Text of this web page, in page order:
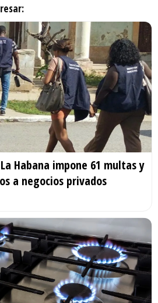
Habana impone 61 multas y
a negocios privados